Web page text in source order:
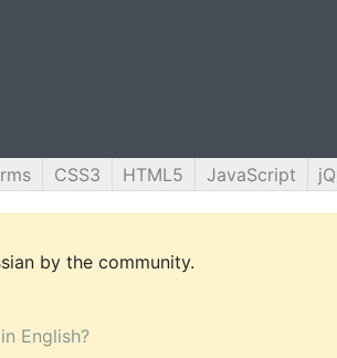
CSS3 HTML5 JavaScript
by the community.
English?